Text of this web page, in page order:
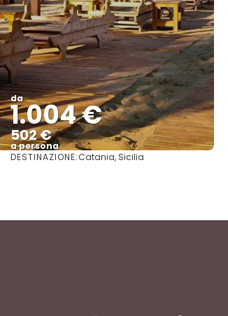
da
1.004 €
502 €
a persona
Vedere
DESTINAZIONE:Catania, Sicilia